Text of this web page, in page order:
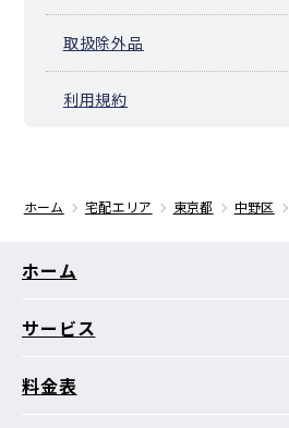
取扱除外品
利用規約
ホーム 宅配エリア 東京都 中野区
ホーム
サービス
料金表